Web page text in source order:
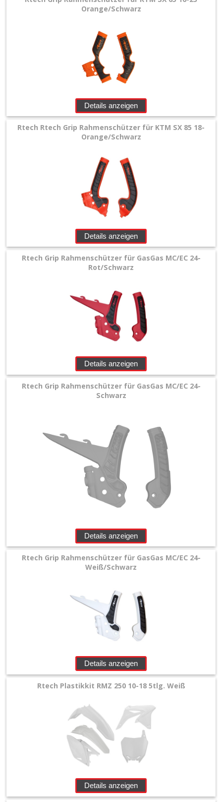
Orange/Schwarz
Details anzeigen
Rtech Rtech Grip Rahmenschützer für KTM SX 85 18-
Orange/Schwarz
Details anzeigen
Rtech Grip Rahmenschützer für GasGas MC/EC 24-
Rot/Schwarz
Details anzeigen
Rtech Grip Rahmenschützer für GasGas MC/EC 24-
Schwarz
Details anzeigen
Rtech Grip Rahmenschützer für GasGas MC/EC 24-
Weiß/Schwarz
Details anzeigen
Rtech Plastikkit RMZ 250 10-18 5tlg. Weiß
Details anzeigen